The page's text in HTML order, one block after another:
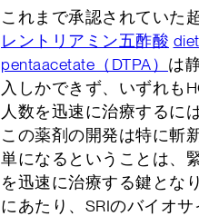
これまで承認されていた
レントリアミン五酢酸
pentaacetate（DTPA） は
入しかできず、いずれも
人数を迅速に治療するに
この薬剤の開発は特に斬
単になるということは、
を迅速に治療する鍵とな
にあたり、SRIのバイオ